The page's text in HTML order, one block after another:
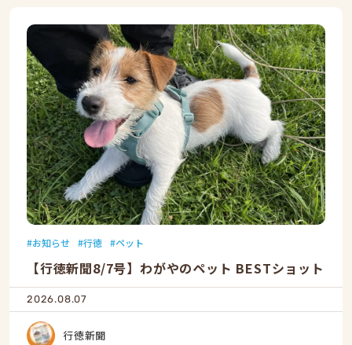
お知らせ 行徳 ペット
【行徳新聞8/7号】わがやのペット BESTショット
2026.08.07
行徳新聞